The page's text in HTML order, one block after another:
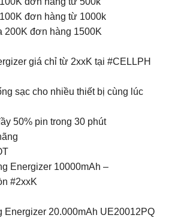
đơn hàng từ 1000k
200K đơn hàng 1500K
giá chỉ từ 2xxK tại #CELLPH
sạc cho nhiều thiết bị cùng lúc
50% pin trong 30 phút
Energizer 10000mAh –
#2xxK
Energizer 20.000mAh UE20012PQ